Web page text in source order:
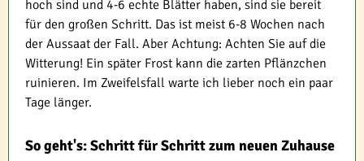
hoch sind und 4-6 echte Blätter haben, sind sie bereit
für den großen Schritt. Das ist meist 6-8 Wochen nach
der Aussaat der Fall. Aber Achtung: Achten Sie auf die
Witterung! Ein später Frost kann die zarten Pflänzchen
ruinieren. Im Zweifelsfall warte ich lieber noch ein paar
Tage länger.
So geht's: Schritt für Schritt zum neuen Zuhause